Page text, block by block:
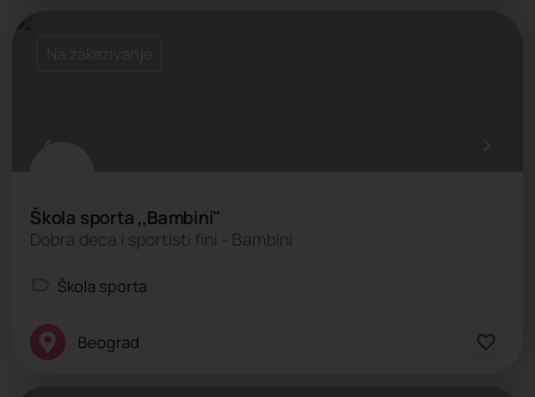
Škola sporta ,,Bambini''
Dobra deca i sportisti fini - Bambini
Škola sporta
Beograd